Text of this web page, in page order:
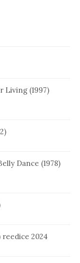
Living (1997)
Dance (1978)
2024